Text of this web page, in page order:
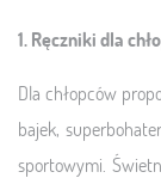
1. Ręczniki dla
Dla chłopców
bajek,
sportowymi.